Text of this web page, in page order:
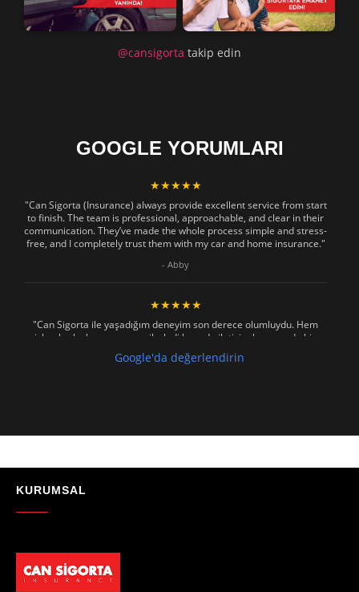
@cansigorta takip edin
GOOGLE YORUMLARI
★★★★★
"Can Sigorta (Insurance) always provide excellent service from start
to finish. The team is professional, approachable, and clear in their
communication. They’ve made the whole process simple and stress-
free, and I completely trust them with my car and home insurance."
- Abby
★★★★★
"Can Sigorta ile yaşadığım deneyim son derece olumluydu. Hem
işlemler hızlı ve sorunsuz ilerledi hem de iletişim konusunda hiç
zorlanmadım. Aradığımda ya da mesaj attığımda hemen dönüş
sağladılar, her soruma sabırla ve açıklayıcı bir şekilde yanıt verdiler.
"Absolutelly the best at the TRNC. Highly recommeded !!! Thank You
Google'da değerlendirin
KURUMSAL